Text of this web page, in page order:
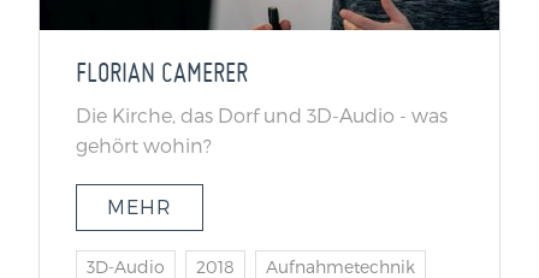
FLORIAN CAMERER
Die Kirche, das Dorf und 3D-Audio - was
gehört wohin?
MEHR
3D-Audio 2018 Aufnahmetechnik